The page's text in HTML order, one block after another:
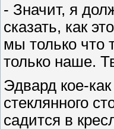
- Значит, я
сказать, как
мы только что
только наше.
Эдвард кое-
стеклянного
садится в